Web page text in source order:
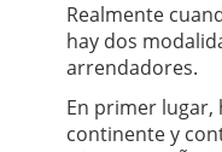
Realmente
hay dos
arrendadores.
En primer lugar,
continente y